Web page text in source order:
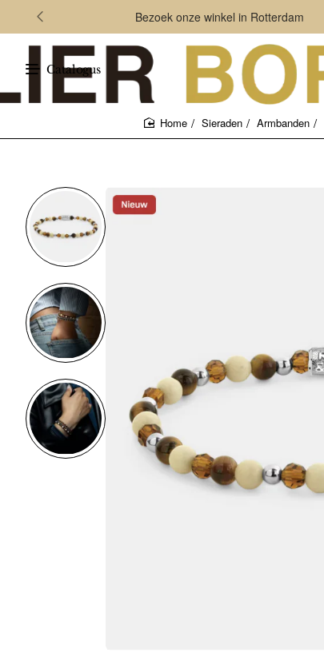
Bezoek onze winkel in Rotterdam
Catalogus
Sieraden Armbanden